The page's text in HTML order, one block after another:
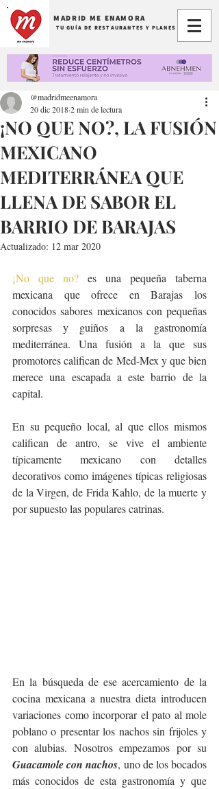
MADRID ME ENAMORA
TU GUÍA DE RESTAURANTES Y PLANES
¡NO QUE NO?, LA FUSIÓN
MEXICANO
MEDITERRÁNEA QUE
LLENA DE SABOR EL
BARRIO DE BARAJAS
@madridmeenamora
20 dic 20182 min de lectura
Actualizado: 12 mar 2020
¡No que no? es una pequeña taberna
mexicana que ofrece en Barajas los
conocidos sabores mexicanos con pequeñas
sorpresas y guiños a la gastronomía
mediterránea. Una fusión a la que sus
promotores califican de Med-Mex y que bien
merece una escapada a este barrio de la
capital.
En su pequeño local, al que ellos mismos
califican de antro, se vive el ambiente
típicamente mexicano con detalles
decorativos como imágenes típicas religiosas
de la Virgen, de Frida Kahlo, de la muerte y
por supuesto las populares catrinas.
En la búsqueda de ese acercamiento de la
cocina mexicana a nuestra dieta introducen
variaciones como incorporar el pato al mole
poblano o presentar los nachos sin frijoles y
Guacamole con nachos, uno de los bocados
más conocidos de esta gastronomía y que